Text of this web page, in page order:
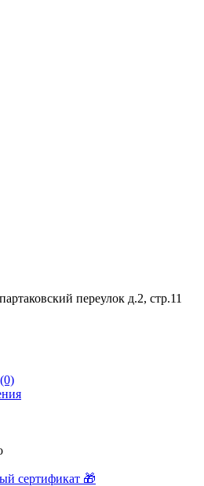
переулок д.2, стр.11
сертификат 🎁